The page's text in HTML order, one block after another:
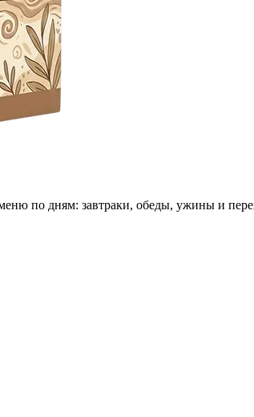
по дням: завтраки, обеды, ужины и